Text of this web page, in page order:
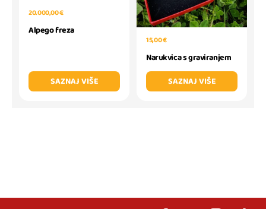
20.000,00 €
Alpego freza
SAZNAJ VIŠE
15,00 €
Narukvica s graviranjem
SAZNAJ VIŠE